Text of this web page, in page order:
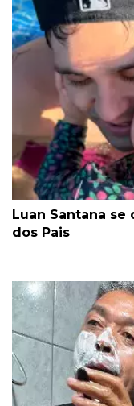
Luan Santana se
dos Pais